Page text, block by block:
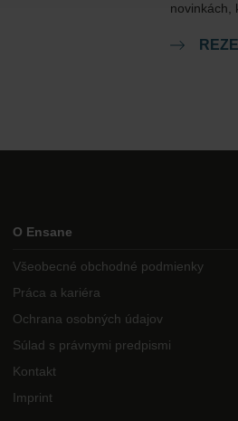
novinkách,
O Ensane
Všeobecné obchodné podmienky
Práca a kariéra
Ochrana osobných údajov
Súlad s právnymi predpismi
Kontakt
Imprint